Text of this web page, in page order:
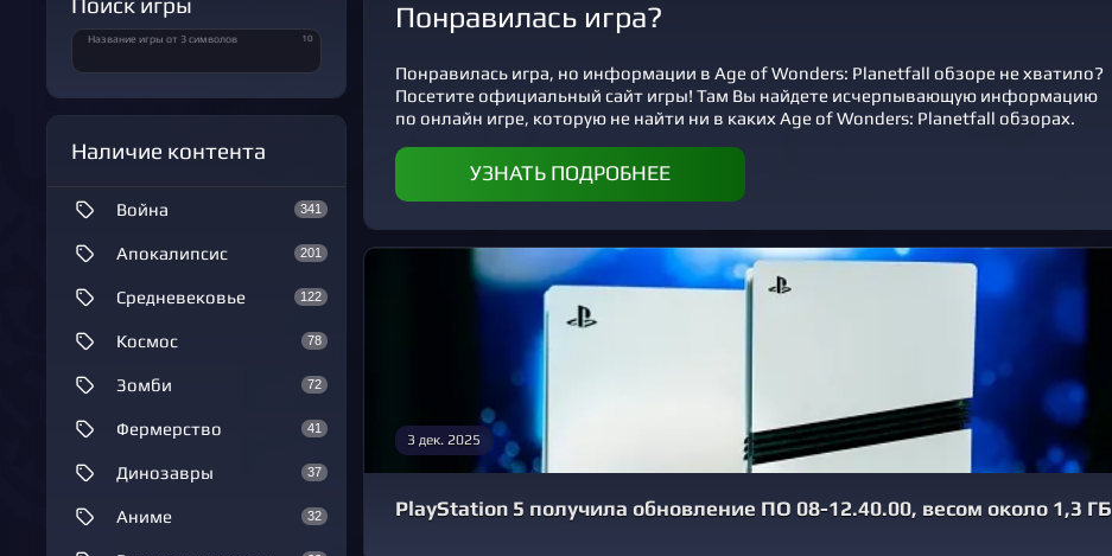
Название игры от 3 символов 10
Наличие контента
341
Война
201
Апокалипсис
122
Средневековье
78
Космос
72
Зомби
41
Фермерство
37
Динозавры
32
Аниме
Понравилась игра?
Понравилась игра, но информации в Age of Wonders: Planetfall обзоре не хватило?
Посетите официальный сайт игры! Там Вы найдете исчерпывающую информацию
по онлайн игре, которую не найти ни в каких Age of Wonders: Planetfall обзорах.
УЗНАТЬ ПОДРОБНЕЕ
3 дек. 2025
PlayStation 5 получила обновление ПО 08-12.40.00, весом около 1,3 ГБ